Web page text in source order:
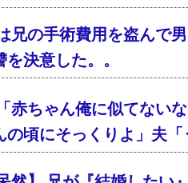
兄の手術費用を盗んで
を決意した。。
赤ちゃん俺に似てない
の頃にそっくりよ」夫